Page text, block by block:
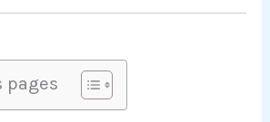
pages